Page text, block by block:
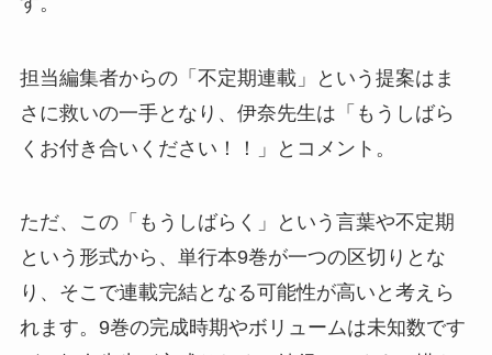
担当編集者からの「不定期連載」という提案はま
さに救いの一手となり、伊奈先生は「もうしばら
くお付き合いください！！」とコメント。
ただ、この「もうしばらく」という言葉や不定期
という形式から、単行本9巻が一つの区切りとな
り、そこで連載完結となる可能性が高いと考えら
れます。9巻の完成時期やボリュームは未知数です